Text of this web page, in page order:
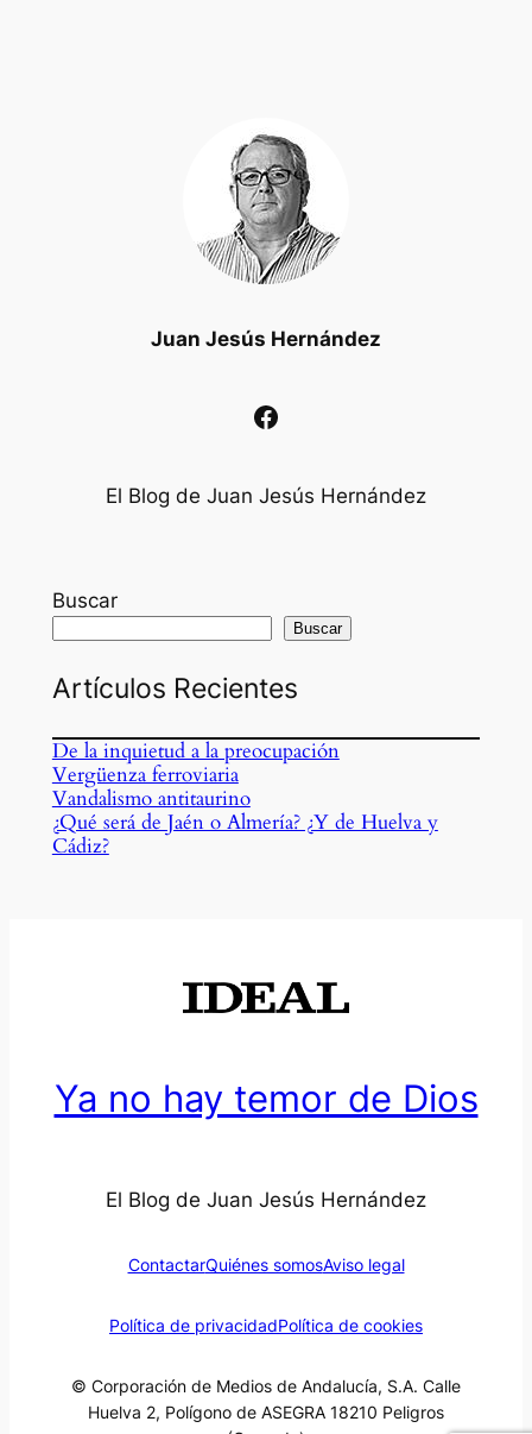
Juan Jesús Hernández
Facebook
El Blog de Juan Jesús Hernández
Buscar
Buscar
Artículos Recientes
De la inquietud a la preocupación
Vergüenza ferroviaria
Vandalismo antitaurino
¿Qué será de Jaén o Almería? ¿Y de Huelva y
Cádiz?
Ya no hay temor de Dios
El Blog de Juan Jesús Hernández
ContactarQuiénes somosAviso legal
Política de privacidadPolítica de cookies
© Corporación de Medios de Andalucía, S.A. Calle
Huelva 2, Polígono de ASEGRA 18210 Peligros